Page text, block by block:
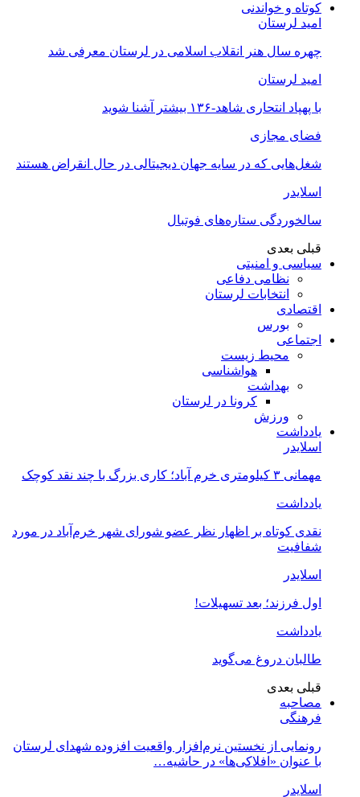
کوتاه و خواندنی
امید لرستان
چهره سال هنر انقلاب اسلامی در لرستان معرفی شد
امید لرستان
با پهپاد انتحاری شاهد-۱۳۶ بیشتر آشنا شوید
فضای مجازی
شغل‌‌هایی که در سایه جهان دیجیتالی در حال انقراض هستند
اسلایدر
سالخوردگی ستاره‌های فوتبال
قبلی بعدی
سیاسی و امنیتی
نظامی دفاعی
انتخابات لرستان
اقتصادی
بورس
اجتماعی
محیط زیست
هواشناسی
بهداشت
کرونا در لرستان
ورزش
یادداشت
اسلایدر
مهمانی ۳ کیلومتری خرم آباد؛ کاری بزرگ با چند نقد کوچک
یادداشت
نقدی کوتاه بر اظهار نظر عضو شورای شهر خرم‌آباد در مورد
شفافیت
اسلایدر
اول فرزند؛ بعد تسهیلات!
یادداشت
طالبان دروغ می‌گوید
قبلی بعدی
مصاحبه
فرهنگی
رونمایی از نخستین نرم‌افزار واقعیت افزوده شهدای لرستان
با عنوان «افلاکی‌ها» در حاشیه…
اسلایدر